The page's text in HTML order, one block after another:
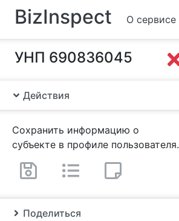
BizInspect О сервисе
УНП 690836045
Действия
Сохранить информацию о
субъекте в профиле пользователя.
Поделиться